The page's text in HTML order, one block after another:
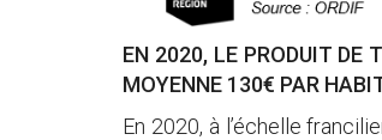
EN 2020, LE PRODUIT DE
MOYENNE 130€ PAR
En 2020, à l’échelle